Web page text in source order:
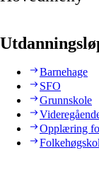
Barnehage
SFO
Grunnskole
Opplæring